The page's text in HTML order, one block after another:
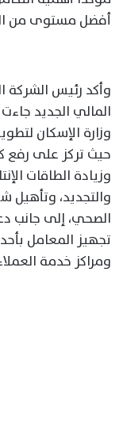
أفضل مستوى من
وأكد رئيس الشركة
المالي الجديد
وزارة الإسكان
حيث تركز على رفع
وزيادة الطاقات
والتجديد،
الصحي، إلى جانب
تجهيز المعامل
ومراكز خدمة